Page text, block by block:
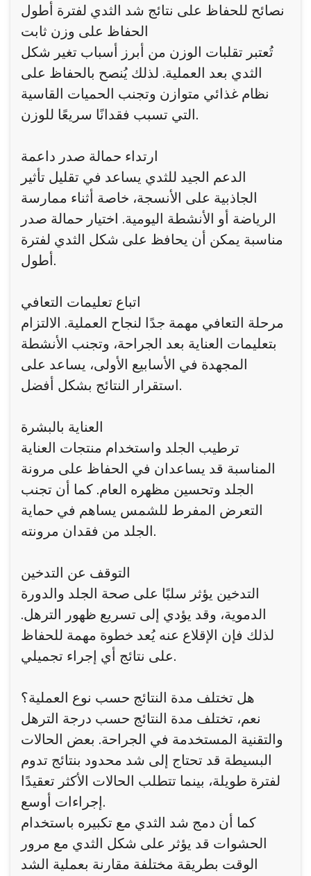
نصائح للحفاظ على نتائج شد الثدي لفترة أطول
الحفاظ على وزن ثابت
تُعتبر تقلبات الوزن من أبرز أسباب تغير شكل
الثدي بعد العملية. لذلك يُنصح بالحفاظ على
نظام غذائي متوازن وتجنب الحميات القاسية
التي تسبب فقدانًا سريعًا للوزن.
ارتداء حمالة صدر داعمة
الدعم الجيد للثدي يساعد في تقليل تأثير
الجاذبية على الأنسجة، خاصة أثناء ممارسة
الرياضة أو الأنشطة اليومية. اختيار حمالة صدر
مناسبة يمكن أن يحافظ على شكل الثدي لفترة
أطول.
اتباع تعليمات التعافي
مرحلة التعافي مهمة جدًا لنجاح العملية. الالتزام
بتعليمات العناية بعد الجراحة، وتجنب الأنشطة
المجهدة في الأسابيع الأولى، يساعد على
استقرار النتائج بشكل أفضل.
العناية بالبشرة
ترطيب الجلد واستخدام منتجات العناية
المناسبة قد يساعدان في الحفاظ على مرونة
الجلد وتحسين مظهره العام. كما أن تجنب
التعرض المفرط للشمس يساهم في حماية
الجلد من فقدان مرونته.
التوقف عن التدخين
التدخين يؤثر سلبًا على صحة الجلد والدورة
الدموية، وقد يؤدي إلى تسريع ظهور الترهل.
لذلك فإن الإقلاع عنه يُعد خطوة مهمة للحفاظ
على نتائج أي إجراء تجميلي.
هل تختلف مدة النتائج حسب نوع العملية؟
نعم، تختلف مدة النتائج حسب درجة الترهل
والتقنية المستخدمة في الجراحة. بعض الحالات
البسيطة قد تحتاج إلى شد محدود بنتائج تدوم
لفترة طويلة، بينما تتطلب الحالات الأكثر تعقيدًا
إجراءات أوسع.
كما أن دمج شد الثدي مع تكبيره باستخدام
الحشوات قد يؤثر على شكل الثدي مع مرور
الوقت بطريقة مختلفة مقارنة بعملية الشد